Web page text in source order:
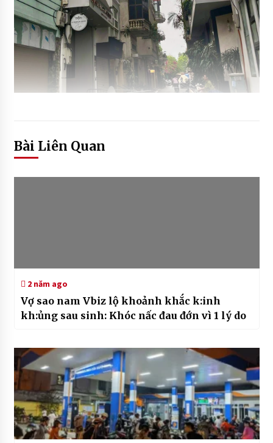
Bài Liên Quan
2 năm ago
Vợ sao nam Vbiz lộ khoảnh khắc k:inh
kh:ủng sau sinh: Khóc nấc đau đớn vì 1 lý do